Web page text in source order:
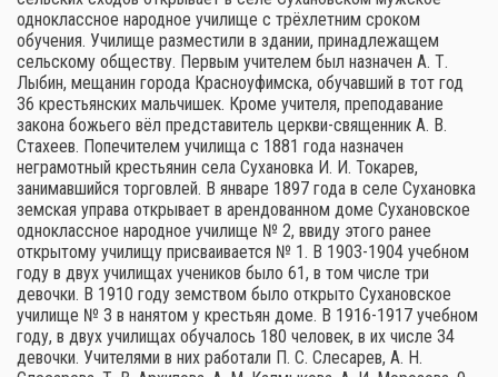
одноклассное народное училище с трёхлетним сроком
обучения. Училище разместили в здании, принадлежащем
сельскому обществу. Первым учителем был назначен А. Т.
Лыбин, мещанин города Красноуфимска, обучавший в тот год
36 крестьянских мальчишек. Кроме учителя, преподавание
закона божьего вёл представитель церкви-священник А. В.
Стахеев. Попечителем училища с 1881 года назначен
неграмотный крестьянин села Сухановка И. И. Токарев,
занимавшийся торговлей. В январе 1897 года в селе Сухановка
земская управа открывает в арендованном доме Сухановское
одноклассное народное училище № 2, ввиду этого ранее
открытому училищу присваивается № 1. В 1903-1904 учебном
году в двух училищах учеников было 61, в том числе три
девочки. В 1910 году земством было открыто Сухановское
училище № 3 в нанятом у крестьян доме. В 1916-1917 учебном
году, в двух училищах обучалось 180 человек, в их числе 34
девочки. Учителями в них работали П. С. Слесарев, А. Н.